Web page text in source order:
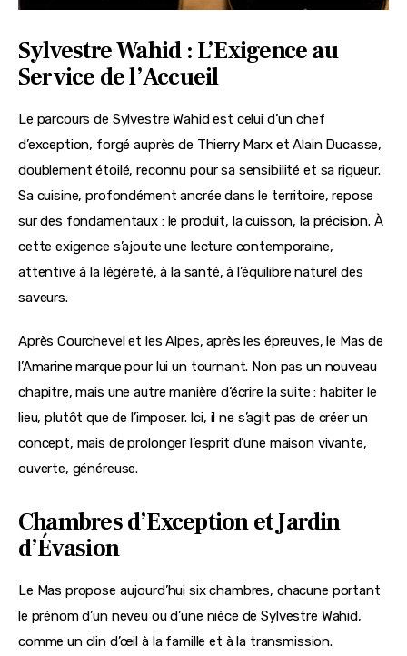
Sylvestre Wahid : L’Exigence au
Service de l’Accueil
Le parcours de Sylvestre Wahid est celui d’un chef
d’exception, forgé auprès de Thierry Marx et Alain Ducasse,
doublement étoilé, reconnu pour sa sensibilité et sa rigueur.
Sa cuisine, profondément ancrée dans le territoire, repose
sur des fondamentaux : le produit, la cuisson, la précision. À
cette exigence s’ajoute une lecture contemporaine,
attentive à la légèreté, à la santé, à l’équilibre naturel des
saveurs.
Après Courchevel et les Alpes, après les épreuves, le Mas de
l’Amarine marque pour lui un tournant. Non pas un nouveau
chapitre, mais une autre manière d’écrire la suite : habiter le
lieu, plutôt que de l’imposer. Ici, il ne s’agit pas de créer un
concept, mais de prolonger l’esprit d’une maison vivante,
ouverte, généreuse.
Chambres d’Exception et Jardin
d’Évasion
Le Mas propose aujourd’hui six chambres, chacune portant
le prénom d’un neveu ou d’une nièce de Sylvestre Wahid,
comme un clin d’œil à la famille et à la transmission.